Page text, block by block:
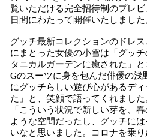
み
中
す
覧いただける完全招待制のプレ
日間にわたって開催いたしました
グッチ最新コレクションのドレ
にまとった女優の小雪は「グッ
タニカルガーデンに癒された」
Gのスーツに身を包んだ俳優の浅
にグッチらしい遊び心があるデ
た」と、笑顔で語ってくれまし
「こういう状況で新しい芽を、
ような空間だったし、グッチに
いなと思いました。コロナを乗